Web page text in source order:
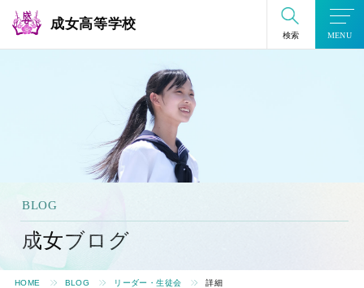
成女高等学校
検索 MENU
BLOG
成女ブログ
HOME BLOG リーダー・生徒会 詳細